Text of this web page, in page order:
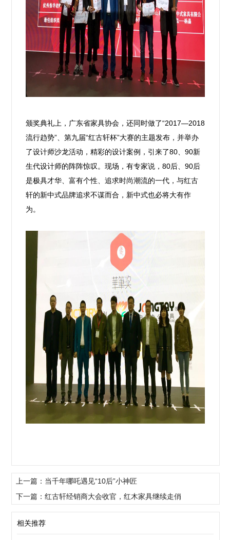
颁奖典礼上， 广东省家具协会，还同时做了“2017—2018
流行趋势”、第九届“红古轩杯”大赛的主题发布，并举办
了设计师沙龙活动，精彩的设计案例， 引来了80、90新
生代设计师的阵阵惊叹。现场，有专家说，80后、90后
是极具才华、富有个性、追求时尚潮流的一代，与红古
轩的新中式品牌追求不谋而合，新中式也必将大有作
为。
上一篇：当千年哪吒遇见“10后”小神匠
下一篇：红古轩经销商大会收官，红木家具继续走俏
相关推荐